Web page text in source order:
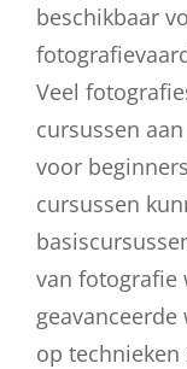
beschikbaar
Veel
cursussen
voor
cursussen
van fotografie
op